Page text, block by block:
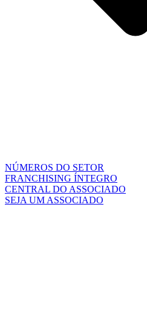
NÚMEROS DO SETOR
FRANCHISING ÍNTEGRO
CENTRAL DO ASSOCIADO
SEJA UM ASSOCIADO